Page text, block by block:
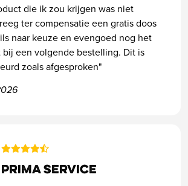
die ik zou krijgen was niet
ter compensatie een gratis doos
naar keuze en evengoed nog het
bij een volgende bestelling. Dit is
zoals afgesproken"
Prima service